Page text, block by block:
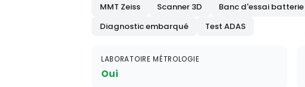
MMT Zeiss Scanner 3D Banc d'essai batterie
Diagnostic embarqué
Test ADAS
LABORATOIRE MÉTROLOGIE
Oui